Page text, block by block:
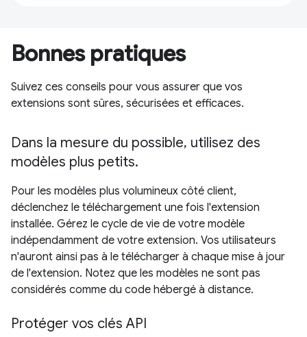
Bonnes pratiques
Suivez ces conseils pour vous assurer que vos
extensions sont sûres, sécurisées et efficaces.
Dans la mesure du possible, utilisez des
modèles plus petits.
Pour les modèles plus volumineux côté client,
déclenchez le téléchargement une fois l'extension
installée. Gérez le cycle de vie de votre modèle
indépendamment de votre extension. Vos utilisateurs
n'auront ainsi pas à le télécharger à chaque mise à jour
de l'extension. Notez que les modèles ne sont pas
considérés comme du code hébergé à distance.
Protéger vos clés API